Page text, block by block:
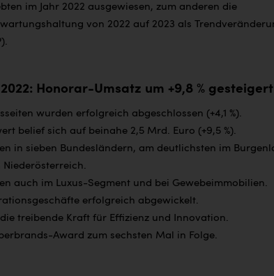
im Jahr 2022 ausgewiesen, zum anderen die
von 2022 auf 2023 als
Honorar-Umsatz um +9,8 % gesteigert
wurden erfolgreich abgeschlossen (+4,1 %).
belief sich auf beinahe 2,5 Mrd. Euro (+9,5 %).
in sieben Bundesländern, am deutlichsten im
auch im Luxus-Segment und bei Gewebeimmobilien.
erfolgreich abgewickelt.
treibende Kraft für Effizienz und Innovation.
Award zum sechsten Mal in Folge.